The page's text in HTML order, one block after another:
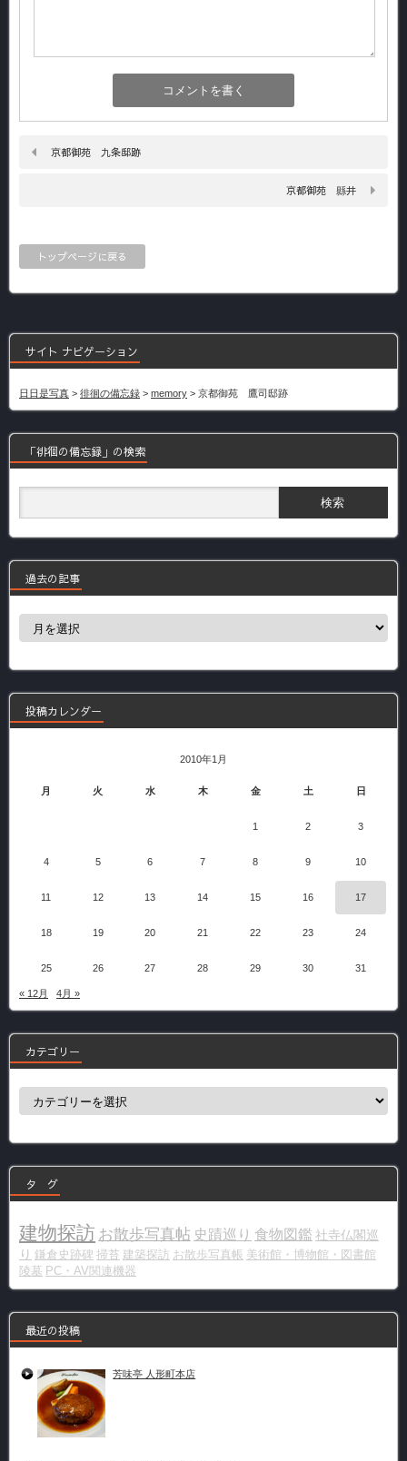
京都御苑 九条邸跡
京都御苑 縣井
トップページに戻る
サイト ナビゲーション
日日是写真 > 徘徊の備忘録 > memory > 京都御苑 鷹司邸跡
「徘徊の備忘録」の検索
過去の記事
事
投稿カレンダー
2010年1月
月 火 水 木 金 土 日
1 2 3
4 5 6 7 8 9 10
11 12 13 14 15 16 17
18 19 20 21 22 23 24
25 26 27 28 29 30 31
« 12月 4月 »
カテゴリー
ー
タ グ
建物探訪 お散歩写真帖 史蹟巡り 食物図鑑 社寺仏閣巡
り 鎌倉史跡碑 掃苔 建築探訪 お散歩写真帳 美術館・博物館・図書館
陵墓 PC・AV関連機器
最近の投稿
芳味亭 人形町本店